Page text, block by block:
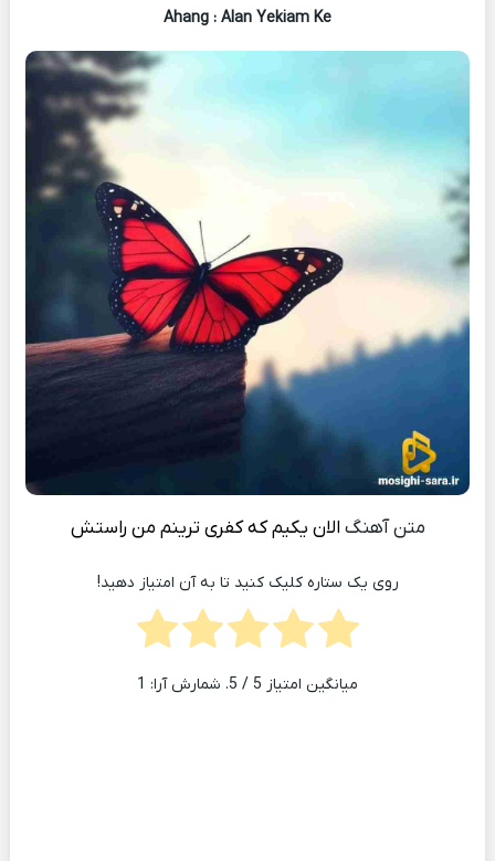
Ahang : Alan Yekiam Ke
متن آهنگ الان یکیم که کفری ترینم من راستش
روی یک ستاره کلیک کنید تا به آن امتیاز دهید!
میانگین امتیاز 5 / 5. شمارش آرا: 1